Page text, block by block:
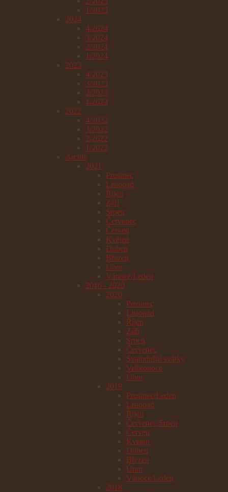
1/2025
2024
4/2024
3/2024
2/2024
1/2024
2023
4/2023
3/2023
2/2023
1/2023
2022
4/2022
3/2022
2/2022
1/2022
Archiv
2021
Prosinec
Listopad
Říjen
Září
Srpen
Červenec
Červen
Květen
Duben
Březen
Únor
Vánoce/Leden
2016 - 2020
2020
Prosinec
Listopad
Říjen
Září
Srpen
Červenec
Svatodušní svátky
Velikonoce
Únor
2019
Prosinec/Leden
Listopad
Říjen
Červenec/Srpen
Červen
Květen
Duben
Březen
Únor
Vánoce/Leden
2018